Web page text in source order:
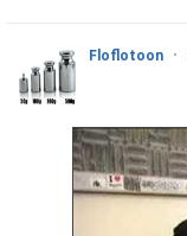
Floflotoon •